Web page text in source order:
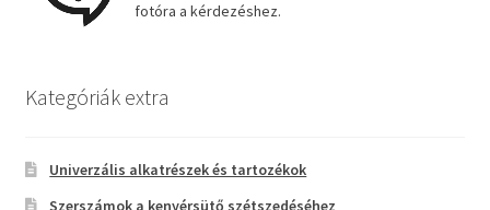
fotóra a kérdezéshez.
Kategóriák extra
Univerzális alkatrészek és tartozékok
Szerszámok a kenyérsütő szétszedéséhez